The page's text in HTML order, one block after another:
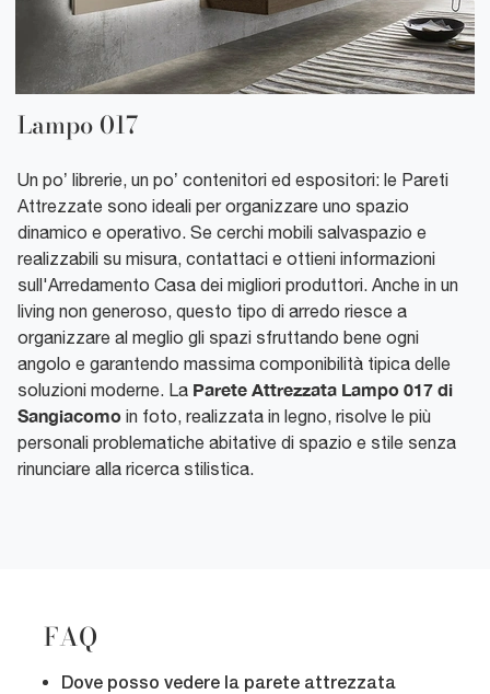
Lampo 017
Un po’ librerie, un po’ contenitori ed espositori: le Pareti
Attrezzate sono ideali per organizzare uno spazio
dinamico e operativo. Se cerchi mobili salvaspazio e
realizzabili su misura, contattaci e ottieni informazioni
sull'Arredamento Casa dei migliori produttori. Anche in un
living non generoso, questo tipo di arredo riesce a
organizzare al meglio gli spazi sfruttando bene ogni
angolo e garantendo massima componibilità tipica delle
soluzioni moderne. La Parete Attrezzata Lampo 017 di
Sangiacomo in foto, realizzata in legno, risolve le più
personali problematiche abitative di spazio e stile senza
rinunciare alla ricerca stilistica.
FAQ
Dove posso vedere la parete attrezzata